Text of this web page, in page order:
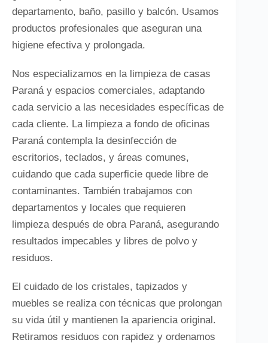
departamento, baño, pasillo y balcón. Usamos
productos profesionales que aseguran una
higiene efectiva y prolongada.
Nos especializamos en la limpieza de casas
Paraná y espacios comerciales, adaptando
cada servicio a las necesidades específicas de
cada cliente. La limpieza a fondo de oficinas
Paraná contempla la desinfección de
escritorios, teclados, y áreas comunes,
cuidando que cada superficie quede libre de
contaminantes. También trabajamos con
departamentos y locales que requieren
limpieza después de obra Paraná, asegurando
resultados impecables y libres de polvo y
residuos.
El cuidado de los cristales, tapizados y
muebles se realiza con técnicas que prolongan
su vida útil y mantienen la apariencia original.
Retiramos residuos con rapidez y ordenamos